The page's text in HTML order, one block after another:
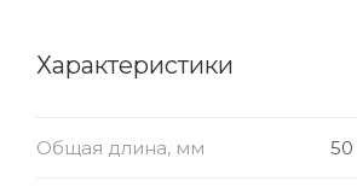
Характеристики
Общая длина, мм 50